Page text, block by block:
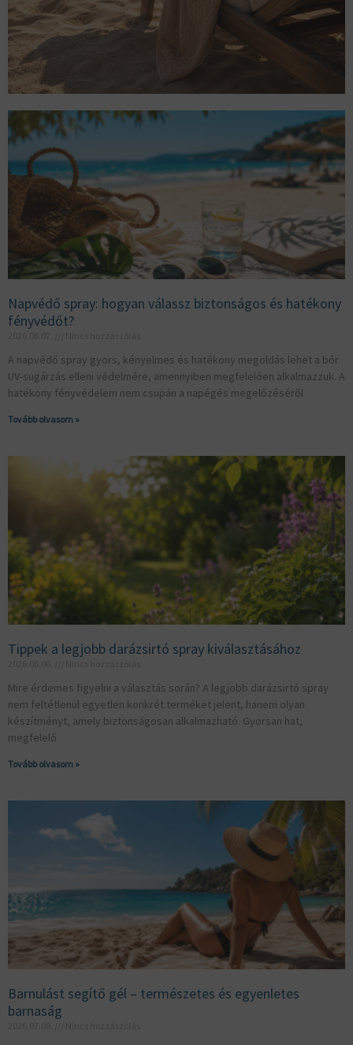
Napvédő spray: hogyan válassz biztonságos és hatékony
fényvédőt?
A napvédő spray gyors, kényelmes és hatékony megoldás lehet a bőr
UV-sugárzás elleni védelmére, amennyiben megfelelően alkalmazzuk. A
hatékony fényvédelem nem csupán a napégés megelőzéséről
Tovább olvasom »
Tippek a legjobb darázsirtó spray kiválasztásához
Mire érdemes figyelni a választás során? A legjobb darázsirtó spray
nem feltétlenül egyetlen konkrét terméket jelent, hanem olyan
készítményt, amely biztonságosan alkalmazható. Gyorsan hat,
megfelelő
Tovább olvasom »
Barnulást segítő gél – természetes és egyenletes
barnaság